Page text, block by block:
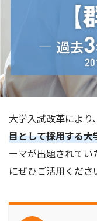
大学入試改革により、
目として採用する
ーマが出題されてい
にぜひご活用くださ